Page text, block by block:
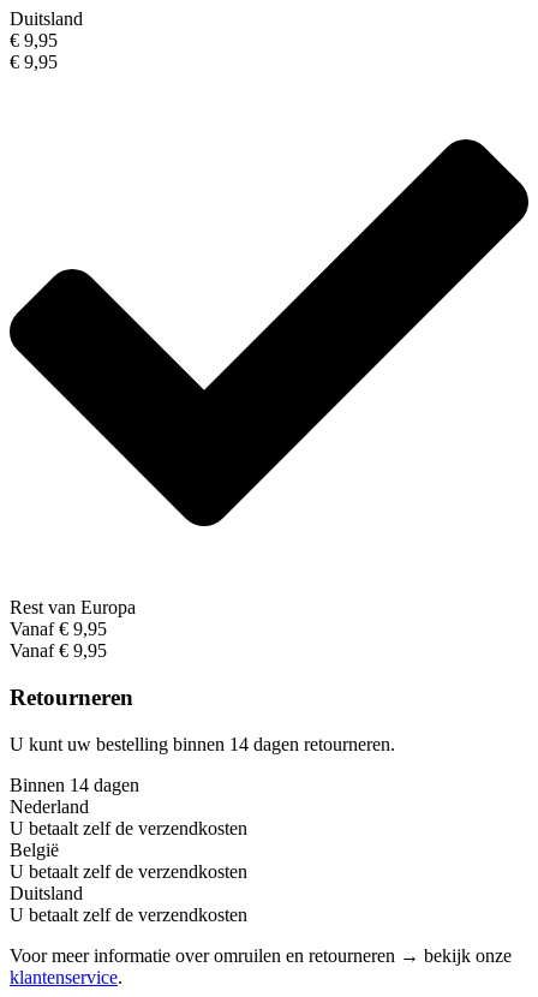
Duitsland
€ 9,95
€ 9,95
Rest van Europa
Vanaf € 9,95
Vanaf € 9,95
Retourneren
U kunt uw bestelling binnen 14 dagen retourneren.
Binnen 14 dagen
Nederland
U betaalt zelf de verzendkosten
België
U betaalt zelf de verzendkosten
Duitsland
U betaalt zelf de verzendkosten
Voor meer informatie over omruilen en retourneren → bekijk onze
klantenservice.